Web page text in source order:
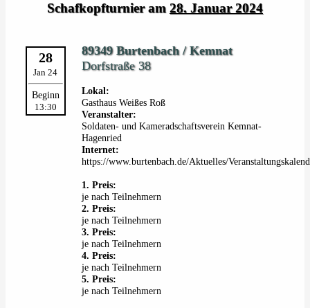
Schafkopfturnier am 28. Januar 2024
28
Jan 24
Beginn
13:30
89349 Burtenbach / Kemnat
Dorfstraße 38
Lokal:
Gasthaus Weißes Roß
Veranstalter:
Soldaten- und Kameradschaftsverein Kemnat-
Hagenried
Internet:
https://www.burtenbach.de/Aktuelles/
1. Preis:
je nach Teilnehmern
2. Preis:
je nach Teilnehmern
3. Preis:
je nach Teilnehmern
4. Preis:
je nach Teilnehmern
5. Preis:
je nach Teilnehmern